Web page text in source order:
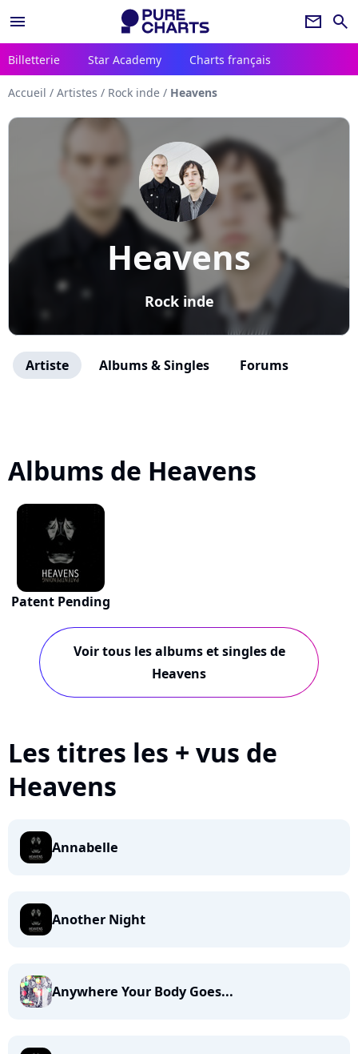
menu newsletter search
Billetterie Star Academy Charts français
Accueil / Artistes / Rock inde / Heavens
Heavens
Rock inde
Artiste Albums & Singles Forums
Albums de Heavens
Patent Pending
Voir tous les albums et singles de
Heavens
Les titres les + vus de
Heavens
Annabelle
Another Night
Anywhere Your Body Goes...